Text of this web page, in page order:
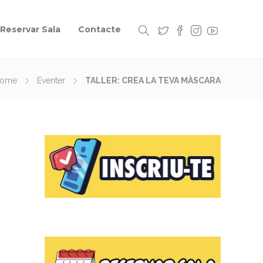
Reservar Sala Contacte
Eventer TALLER: CREA LA TEVA MÀSCARA